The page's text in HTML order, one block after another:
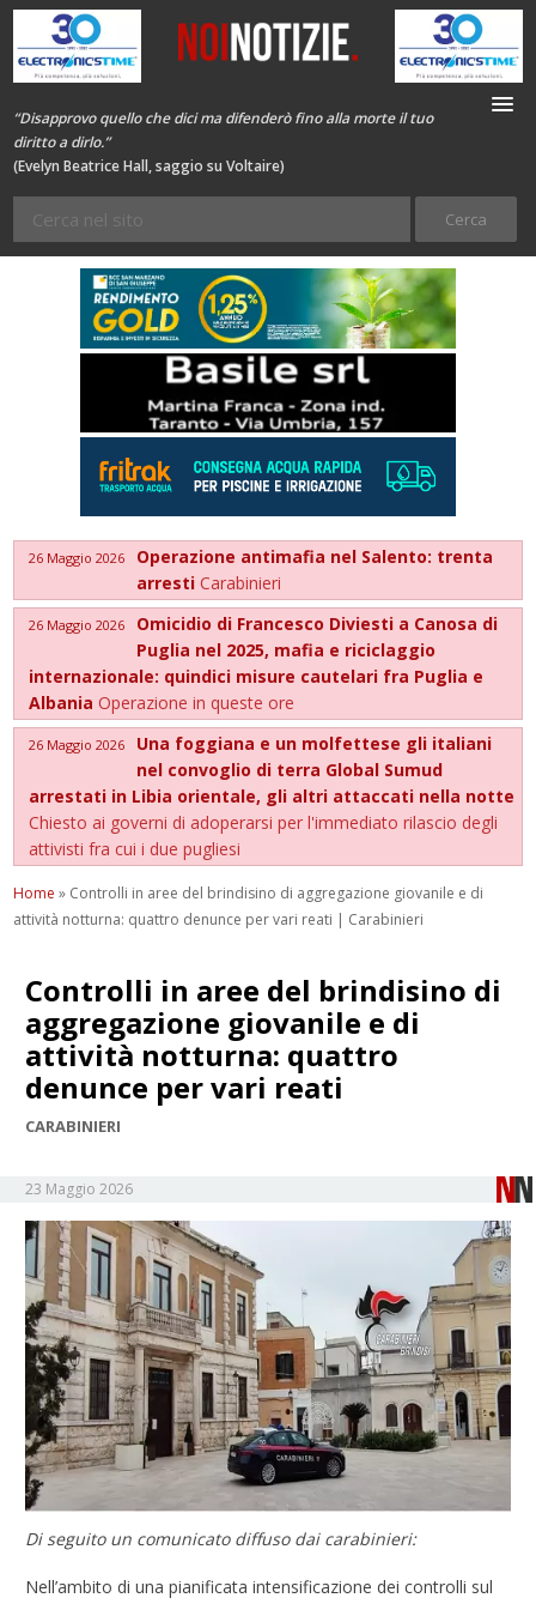
“Disapprovo quello che dici ma difenderò fino alla morte il tuo
diritto a dirlo.”
(Evelyn Beatrice Hall, saggio su Voltaire)
26 Maggio 2026
Operazione antimafia nel Salento: trenta
arrestiCarabinieri
26 Maggio 2026
Omicidio di Francesco Diviesti a Canosa di
Puglia nel 2025, mafia e riciclaggio
internazionale: quindici misure cautelari fra Puglia e
AlbaniaOperazione in queste ore
26 Maggio 2026
Una foggiana e un molfettese gli italiani
nel convoglio di terra Global Sumud
arrestati in Libia orientale, gli altri attaccati nella notte
Chiesto ai governi di adoperarsi per l'immediato rilascio degli
attivisti fra cui i due pugliesi
Home » Controlli in aree del brindisino di aggregazione giovanile e di
attività notturna: quattro denunce per vari reati | Carabinieri
Controlli in aree del brindisino di
aggregazione giovanile e di
attività notturna: quattro
denunce per vari reati
CARABINIERI
23 Maggio 2026
Di seguito un comunicato diffuso dai carabinieri:
Nell’ambito di una pianificata intensificazione dei controlli sul